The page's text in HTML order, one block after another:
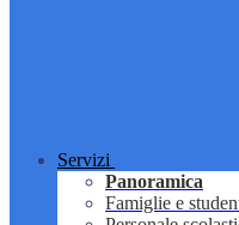
Servizi
Panoramica
Famiglie e